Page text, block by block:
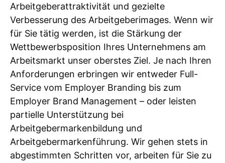
Arbeitgeberattraktivität und gezielte
Verbesserung des Arbeitgeberimages. Wenn wir
für Sie tätig werden, ist die Stärkung der
Wettbewerbsposition Ihres Unternehmens am
Arbeitsmarkt unser oberstes Ziel. Je nach Ihren
Anforderungen erbringen wir entweder Full-
Service vom Employer Branding bis zum
Employer Brand Management – oder leisten
partielle Unterstützung bei
Arbeitgebermarkenbildung und
Arbeitgebermarkenführung. Wir gehen stets in
abgestimmten Schritten vor, arbeiten für Sie zu